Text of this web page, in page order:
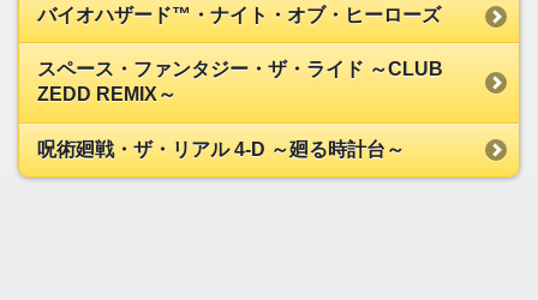
バイオハザード™・ナイト・オブ・ヒーローズ
スペース・ファンタジー・ザ・ライド ～CLUB
ZEDD REMIX～
呪術廻戦・ザ・リアル 4-D ～廻る時計台～